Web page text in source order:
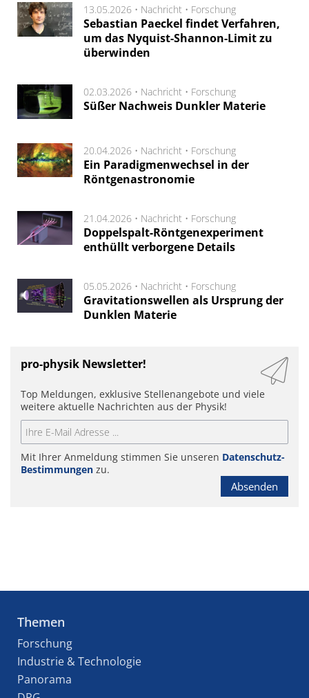
13.05.2026 • Nachricht • Forschung
Sebastian Paeckel findet Verfahren,
um das Nyquist-Shannon-Limit zu
überwinden
02.03.2026 • Nachricht • Forschung
Süßer Nachweis Dunkler Materie
20.04.2026 • Nachricht • Forschung
Ein Paradigmenwechsel in der
Röntgenastronomie
21.04.2026 • Nachricht • Forschung
Doppelspalt-Röntgenexperiment
enthüllt verborgene Details
05.05.2026 • Nachricht • Forschung
Gravitationswellen als Ursprung der
Dunklen Materie
pro-physik Newsletter!
Top Meldungen, exklusive Stellenangebote und viele
weitere aktuelle Nachrichten aus der Physik!
Mit Ihrer Anmeldung stimmen Sie unseren Datenschutz-
Bestimmungen zu.
Absenden
Themen
Forschung
Industrie & Technologie
Panorama